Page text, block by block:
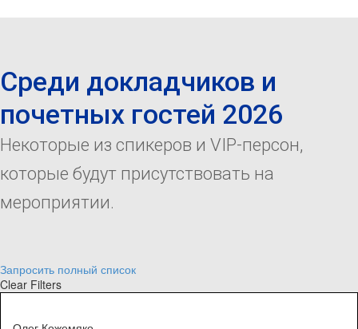
Среди докладчиков и
почетных гостей 2026
Некоторые из спикеров и VIP-персон,
которые будут присутствовать на
мероприятии.
Запросить полный список
Clear Filters